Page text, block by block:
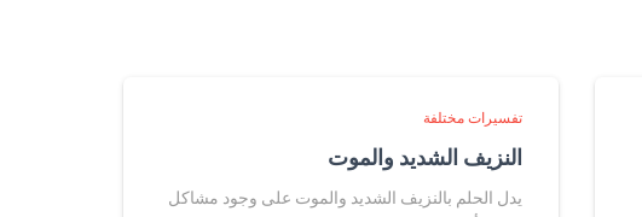
تفسيرات مختلفة
النزيف الشديد والموت
يدل الحلم بالنزيف الشديد والموت على وجود مشاكل